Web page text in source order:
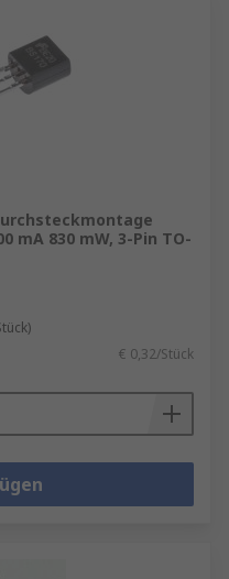
mA 830 mW, 3-Pin TO-
€ 0,32/Stück